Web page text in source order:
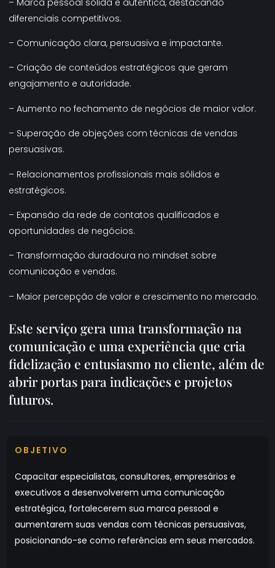
OBJETIVO
Capacitar especialistas, consultores, empresários e
executivos a desenvolverem uma comunicação
estratégica, fortalecerem sua marca pessoal e
aumentarem suas vendas com técnicas persuasivas,
posicionando-se como referências em seus mercados.
diferenciais competitivos.
– Comunicação clara, persuasiva e impactante.
– Criação de conteúdos estratégicos que geram
engajamento e autoridade.
– Aumento no fechamento de negócios de maior valor.
– Superação de objeções com técnicas de vendas
persuasivas.
– Relacionamentos profissionais mais sólidos e
estratégicos.
– Expansão da rede de contatos qualificados e
oportunidades de negócios.
– Transformação duradoura no mindset sobre
comunicação e vendas.
– Maior percepção de valor e crescimento no mercado.
Este serviço gera uma transformação na
comunicação e uma experiência que cria
fidelização e entusiasmo no cliente, além de
abrir portas para indicações e projetos
futuros.